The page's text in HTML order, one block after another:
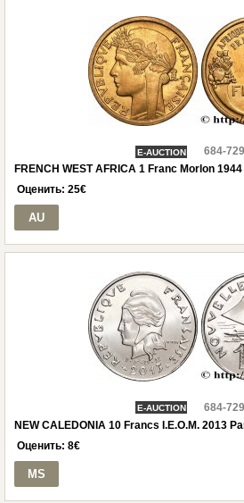
E-AUCTION
684-
FRENCH WEST AFRICA 1 Franc Morlon
Оценить: 25€
AU
E-AUCTION
684-
NEW CALEDONIA 10 Francs I.E.O.M. 2013
Оценить: 8€
MS